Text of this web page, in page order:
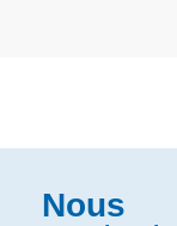
Nous